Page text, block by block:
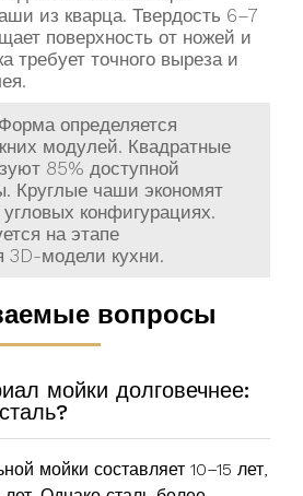
из кварца. Твердость 6–7
поверхность от ножей и
требует точного выреза и
Форма определяется
модулей. Квадратные
85% доступной
Круглые чаши экономят
угловых конфигурациях.
на этапе
3D-модели кухни.
вопросы
мойки долговечнее:
мойки составляет 10–15 лет,